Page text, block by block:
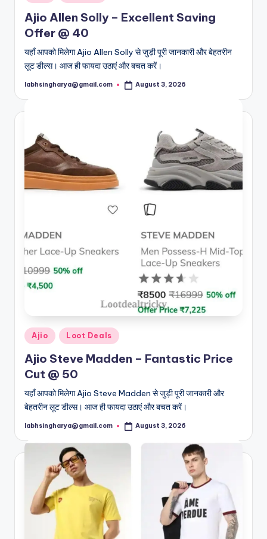
in
Ajio Allen Solly – Excellent Saving
Offer @ 40
यहाँ आपको मिलेगा Ajio Allen Solly से जुड़ी पूरी जानकारी और बेहतरीन
लूट डील्स। आज ही फायदा उठाएं और बचत करें।
Posted
labhsingharya@gmail.com August 3, 2026
Posted
in
Ajio Loot Deals
Ajio Steve Madden – Fantastic Price
Cut @ 50
यहाँ आपको मिलेगा Ajio Steve Madden से जुड़ी पूरी जानकारी और
बेहतरीन लूट डील्स। आज ही फायदा उठाएं और बचत करें।
Posted
labhsingharya@gmail.com August 3, 2026